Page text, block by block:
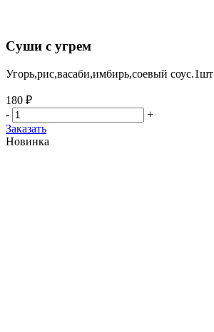
Суши с угрем
Угорь,рис,васаби,имбирь,соевый соус.1шт
180 ₽
-
+
Заказать
Новинка